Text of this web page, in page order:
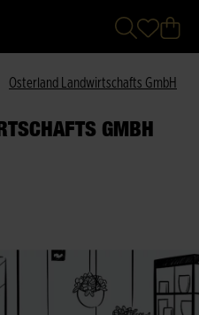
Osterland Landwirtschafts GmbH
GMBH